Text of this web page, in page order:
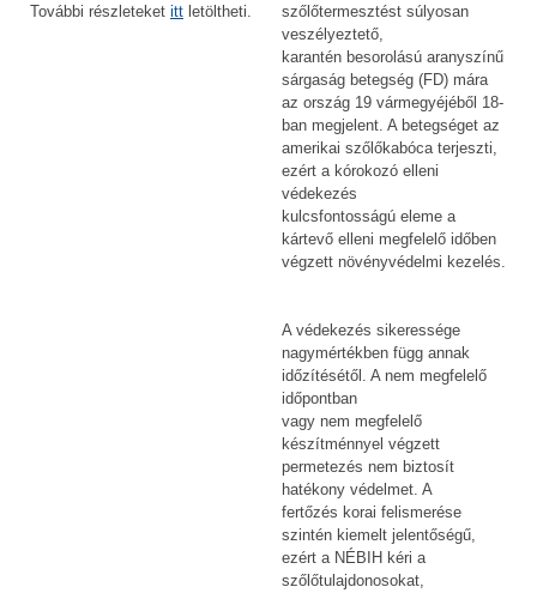
További részleteket itt letöltheti.
szőlőtermesztést súlyosan
veszélyeztető,
karantén besorolású aranyszínű
sárgaság betegség (FD) mára
az ország 19 vármegyéjéből 18-
ban megjelent. A betegséget az
amerikai szőlőkabóca terjeszti,
ezért a kórokozó elleni
védekezés
kulcsfontosságú eleme a
kártevő elleni megfelelő időben
végzett növényvédelmi kezelés.
A védekezés sikeressége
nagymértékben függ annak
időzítésétől. A nem megfelelő
időpontban
vagy nem megfelelő
készítménnyel végzett
permetezés nem biztosít
hatékony védelmet. A
fertőzés korai felismerése
szintén kiemelt jelentőségű,
ezért a NÉBIH kéri a
szőlőtulajdonosokat,